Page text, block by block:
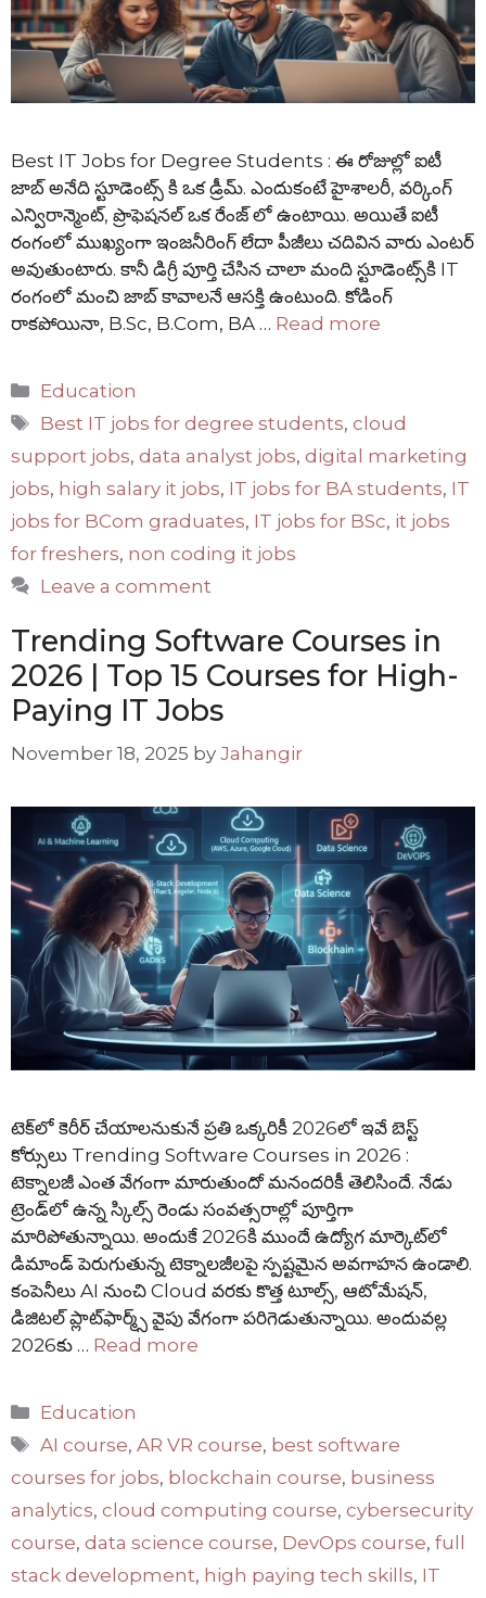
Best IT Jobs for Degree Students : ఈ రోజుల్లో ఐటీ
జాబ్ అనేది స్టూడెంట్స్ కి ఒక డ్రీమ్. ఎందుకంటే హైశాలరీ, వర్కింగ్
ఎన్విరాన్మెంట్, ప్రొఫెషనల్ ఒక రేంజ్ లో ఉంటాయి. అయితే ఐటీ
రంగంలో ముఖ్యంగా ఇంజనీరింగ్ లేదా పీజీలు చదివిన వారు ఎంటర్
అవుతుంటారు. కానీ డిగ్రీ పూర్తి చేసిన చాలా మంది స్టూడెంట్స్‌కి IT
రంగంలో మంచి జాబ్‌ కావాలనే ఆసక్తి ఉంటుంది. కోడింగ్
రాకపోయినా, B.Sc, B.Com, BA … Read more
Categories
Education
Tags
Best IT jobs for degree students,cloud
support jobs, data analyst jobs, digital marketing
jobs, high salary it jobs, IT jobs for BA students, IT
jobs for BCom graduates, IT jobs for BSc, it jobs
for freshers, non coding it jobs
Leave a comment
Trending Software Courses in
2026 | Top 15 Courses for High-
Paying IT Jobs
November 18, 2025 by Jahangir
టెక్‌లో కెరీర్ చేయాలనుకునే ప్రతి ఒక్కరికీ 2026లో ఇవే బెస్ట్
కోర్సులు Trending Software Courses in 2026 :
టెక్నాలజీ ఎంత వేగంగా మారుతుందో మనందరికీ తెలిసిందే. నేడు
ట్రెండ్‌లో ఉన్న స్కిల్స్ రెండు సంవత్సరాల్లో పూర్తిగా
మారిపోతున్నాయి. అందుకే 2026కి ముందే ఉద్యోగ మార్కెట్‌లో
డిమాండ్ పెరుగుతున్న టెక్నాలజీలపై స్పష్టమైన అవగాహన ఉండాలి.
కంపెనీలు AI నుంచి Cloud వరకు కొత్త టూల్స్‌, ఆటోమేషన్‌,
డిజిటల్ ప్లాట్‌ఫార్మ్స్ వైపు వేగంగా పరిగెడుతున్నాయి. అందువల్ల
2026కు … Read more
Categories
Education
Tags
AI course,AR VR course, best software
courses for jobs, blockchain course, business
analytics, cloud computing course, cybersecurity
course, data science course, DevOps course, full
stack development, high paying tech skills, IT